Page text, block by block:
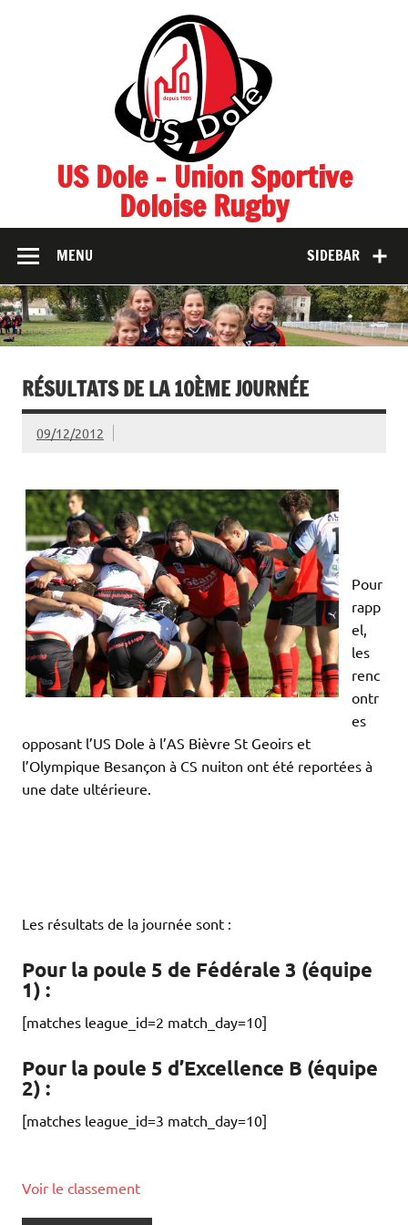
US Dole – Union Sportive
Doloise Rugby
SIDEBAR
MENU
RÉSULTATS DE LA 10ÈME JOURNÉE
09/12/2012
Pour
rapp
el,
les
renc
ontr
es
opposant l’US Dole à l’AS Bièvre St Geoirs et
l’Olympique Besançon à CS nuiton ont été reportées à
une date ultérieure.
Les résultats de la journée sont :
Pour la poule 5 de Fédérale 3 (équipe
1) :
[matches league_id=2 match_day=10]
Pour la poule 5 d’Excellence B (équipe
2) :
[matches league_id=3 match_day=10]
Voir le classement